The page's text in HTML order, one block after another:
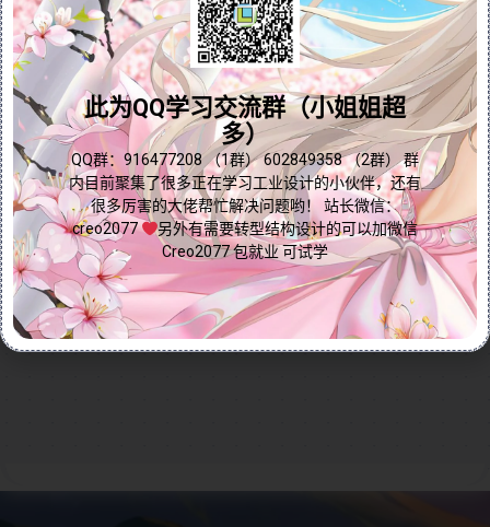
型工具栏、分析工具栏、实时仿真工具栏、注释工具
栏、工具工具栏、视图工具栏、柔性建模工具栏以及应
用程序工具栏的功能与使用方法，涵盖从建模到分析的
完整工作流程。同时，教程重点演示如何通过自定义功
能区调整工具栏的显示内容，让用户能够根据个人习惯
和工作需求灵活配置界面，提升设计效率。无论是初学
者还是资深用户，都能通过本教程快速上手Creo 9.0工
具栏设置，优化工作流程，实现更高效的设计体验。
Continue reading...
2024-10-19 by 免费Creo教程 Creo入门
此为QQ学习交流群（小姐姐超
多）
QQ群：916477208 （1群） 602849358 （2群） 群
内目前聚集了很多正在学习工业设计的小伙伴，还有
很多厉害的大佬帮忙解决问题哟！ 站长微信：
creo2077
另外有需要转型结构设计的可以加微信
Creo2077 包就业 可试学
问题答疑♥资料白嫖
群内有大量学习资料哟~
点我直接加群嘛